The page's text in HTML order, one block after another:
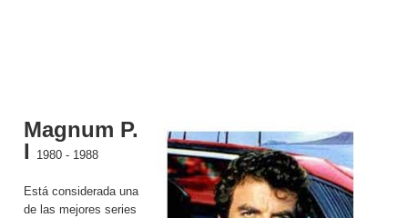
Magnum P.
I
1980 - 1988
Está considerada una
de las mejores series